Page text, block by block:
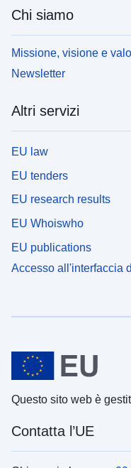
Chi siamo
Missione, visione e
Newsletter
Altri servizi
EU law
EU tenders
EU research results
EU Whoiswho
EU publications
Accesso all'interfaccia
Questo sito web è
Contatta l’UE